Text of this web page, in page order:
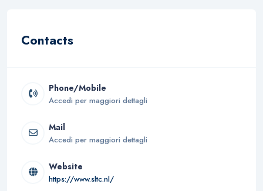
Contacts
Phone/Mobile
Accedi per maggiori dettagli
Mail
Accedi per maggiori dettagli
Website
https://www.sltc.nl/